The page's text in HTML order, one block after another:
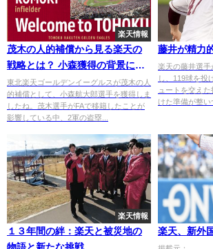
楽天情報
茂木の人的補償から見る楽天の
戦略とは？ 小森獲得の背景に迫
る
東北楽天ゴールデンイーグルスが茂木の人
的補償として、小森航大郎選手を獲得しま
したね。茂木選手がFAで移籍したことが
影響している中、2軍の盗塁...
藤井が精力
楽天の藤井選手
し、119球を投
ュートを交え
けた準備が整い
楽天情報
１３年間の絆：楽天と被災地の
物語と新たな挑戦
楽天、新外